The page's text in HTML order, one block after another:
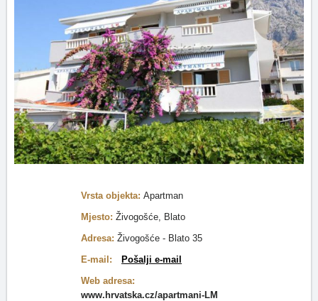
Vrsta objekta: Apartman
Mjesto: Živogošće, Blato
Adresa: Živogošće - Blato 35
E-mail:
Pošalji e-mail
Web adresa:
www.hrvatska.cz/apartmani-LM